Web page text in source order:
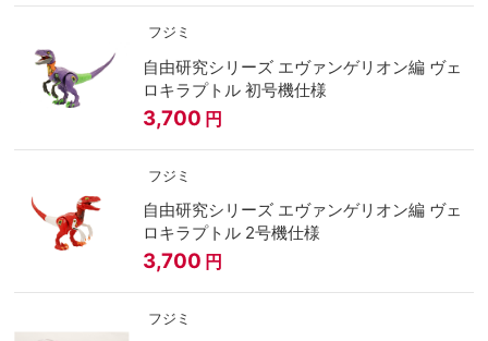
フジミ
自由研究シリーズ エヴァンゲリオン編 ヴェ
ロキラプトル 初号機仕様
3,700 円
フジミ
自由研究シリーズ エヴァンゲリオン編 ヴェ
ロキラプトル 2号機仕様
3,700 円
フジミ